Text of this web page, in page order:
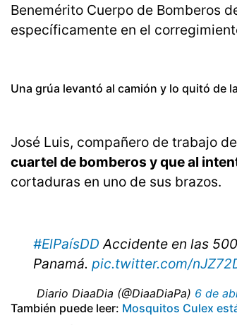
Benemérito Cuerpo de Bomberos
específicamente en el
Una grúa levantó al camión y lo quitó de
José Luis, compañero de trabajo
cuartel de bomberos y que al
cortaduras en uno de sus brazos.
#ElPaísDD Accidente en las
Panamá. pic.twitter.com/
 Diario DiaaDia (@DiaaDiaPa) 6 de
También puede leer: Mosquitos Culex